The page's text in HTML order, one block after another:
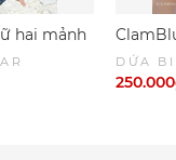
hai mảnh
ngào
mảnh
màu
DỨA